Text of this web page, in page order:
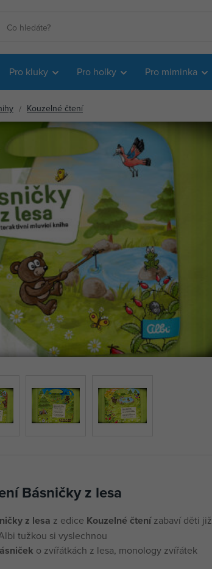
Pro kluky Pro holky Pro miminka
Kouzelné čtení
Básničky z lesa
z lesa z edice Kouzelné čtenízabaví děti již
tužkou si vyslechnou
o zvířátkách z lesa, monology zvířátek